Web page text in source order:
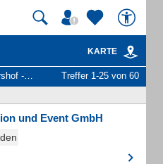
KARTE
und Personen Treffer 1-25 von 60
und Event GmbH